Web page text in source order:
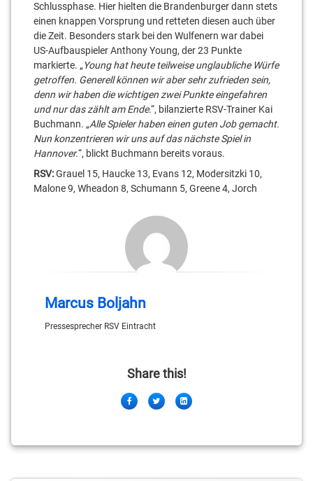
Schlussphase. Hier hielten die Brandenburger dann stets
einen knappen Vorsprung und retteten diesen auch über
die Zeit. Besonders stark bei den Wulfenern war dabei
US-Aufbauspieler Anthony Young, der 23 Punkte
markierte. „Young hat heute teilweise unglaubliche Würfe
getroffen. Generell können wir aber sehr zufrieden sein,
denn wir haben die wichtigen zwei Punkte eingefahren
und nur das zählt am Ende.“, bilanzierte RSV-Trainer Kai
Buchmann. „Alle Spieler haben einen guten Job gemacht.
Nun konzentrieren wir uns auf das nächste Spiel in
Hannover.“, blickt Buchmann bereits voraus.
RSV:Grauel 15, Haucke 13, Evans 12, Modersitzki 10,
Malone 9, Wheadon 8, Schumann 5, Greene 4, Jorch
Marcus Boljahn
Pressesprecher RSV Eintracht
Share this!
FacebookTwitterLinkedIn